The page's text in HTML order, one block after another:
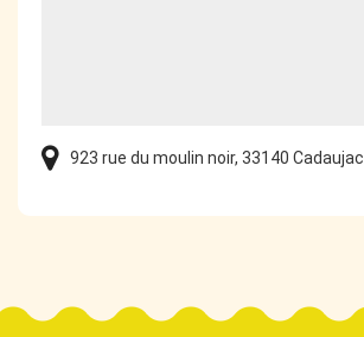
923 rue du moulin noir, 33140 Cadaujac